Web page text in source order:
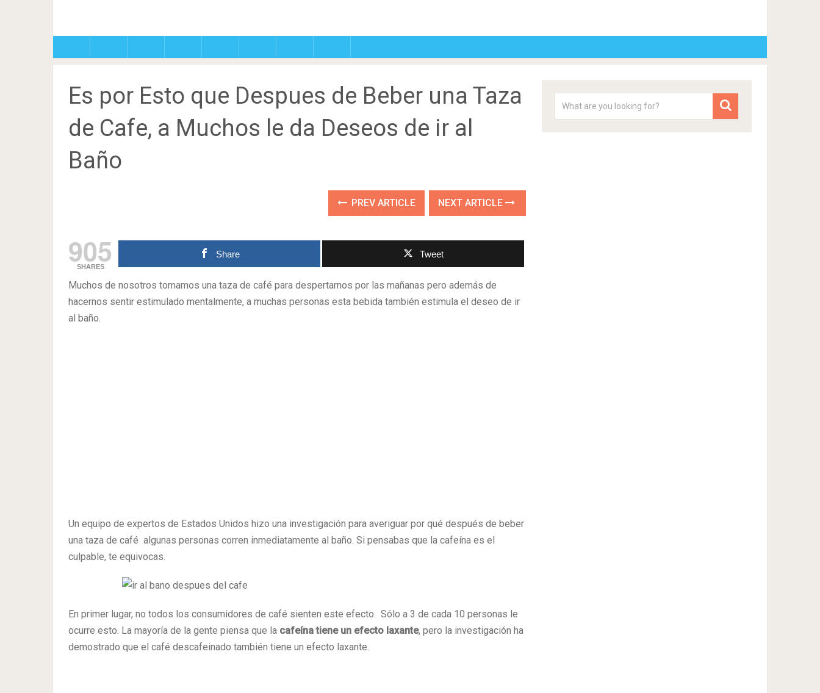
Es por Esto que Despues de Beber una Taza
de Cafe, a Muchos le da Deseos de ir al
Baño
PREV ARTICLE NEXT ARTICLE
905
SHARES
Share Tweet
Muchos de nosotros tomamos una taza de café para despertarnos por las mañanas pero además de
hacernos sentir estimulado mentalmente, a muchas personas esta bebida también estimula el deseo de ir
al baño.
Un equipo de expertos de Estados Unidos hizo una investigación para averiguar por qué después de beber
una taza de café algunas personas corren inmediatamente al baño. Si pensabas que la cafeína es el
culpable, te equivocas.
En primer lugar, no todos los consumidores de café sienten este efecto. Sólo a 3 de cada 10 personas le
ocurre esto. La mayoría de la gente piensa que la cafeína tiene un efecto laxante, pero la investigación ha
demostrado que el café descafeinado también tiene un efecto laxante.